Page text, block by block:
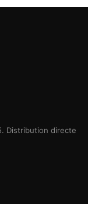
Distribution directe